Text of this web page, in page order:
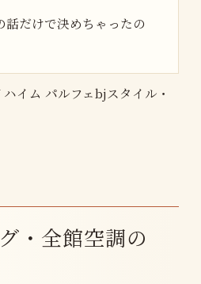
話だけで決めちゃったの
ハイム パルフェbjスタイル・
・全館空調の